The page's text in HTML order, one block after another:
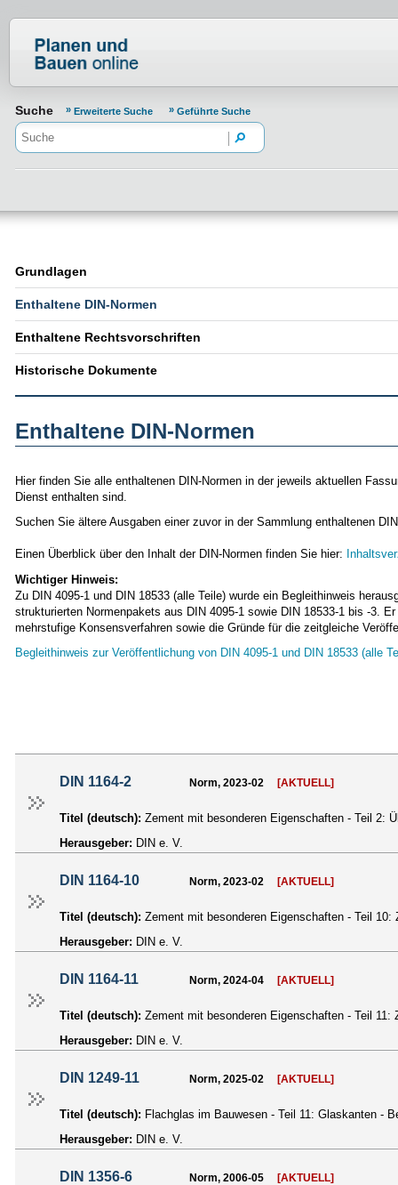
Suche Erweiterte Suche Geführte Suche
Grundlagen
Enthaltene DIN-Normen
Enthaltene Rechtsvorschriften
Historische Dokumente
Enthaltene DIN-Normen
Hier finden Sie alle enthaltenen DIN-Normen in der jeweils aktuellen
Dienst enthalten sind.
Suchen Sie ältere Ausgaben einer zuvor in der Sammlung enthaltenen
Einen Überblick über den Inhalt der DIN-Normen finden Sie hier:
Wichtiger Hinweis:
Zu DIN 4095-1 und DIN 18533 (alle Teile) wurde ein Begleithinweis
strukturierten Normenpakets aus DIN 4095-1 sowie DIN 18533-1 bis -3.
mehrstufige Konsensverfahren sowie die Gründe für die zeitgleiche
Begleithinweis zur Veröffentlichung von DIN 4095-1 und DIN 18533 (alle
DIN 1164-2 Norm, 2023-02 [AKTUELL]
Titel (deutsch): Zement mit besonderen Eigenschaften - Teil 2:
Herausgeber: DIN e. V.
DIN 1164-10 Norm, 2023-02 [AKTUELL]
Titel (deutsch): Zement mit besonderen Eigenschaften - Teil
Herausgeber: DIN e. V.
DIN 1164-11 Norm, 2024-04 [AKTUELL]
Titel (deutsch): Zement mit besonderen Eigenschaften - Teil
Herausgeber: DIN e. V.
DIN 1249-11 Norm, 2025-02 [AKTUELL]
Titel (deutsch): Flachglas im Bauwesen - Teil 11: Glaskanten -
Herausgeber: DIN e. V.
DIN 1356-6 Norm, 2006-05 [AKTUELL]